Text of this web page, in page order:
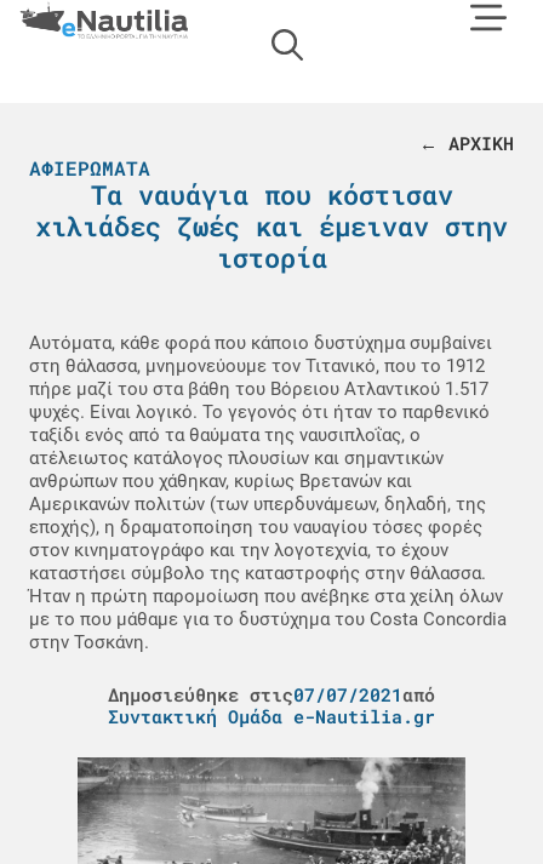
← ΑΡΧΙΚΗ
ΑΦΙΕΡΏΜΑΤΑ
Τα ναυάγια που κόστισαν
χιλιάδες ζωές και έμειναν στην
ιστορία
Αυτόματα, κάθε φορά που κάποιο δυστύχημα συμβαίνει
στη θάλασσα, μνημονεύουμε τον Τιτανικό, που το 1912
πήρε μαζί του στα βάθη του Βόρειου Ατλαντικού 1.517
ψυχές. Είναι λογικό. Το γεγονός ότι ήταν το παρθενικό
ταξίδι ενός από τα θαύματα της ναυσιπλοΐας, ο
ατέλειωτος κατάλογος πλουσίων και σημαντικών
ανθρώπων που χάθηκαν, κυρίως Βρετανών και
Αμερικανών πολιτών (των υπερδυνάμεων, δηλαδή, της
εποχής), η δραματοποίηση του ναυαγίου τόσες φορές
στον κινηματογράφο και την λογοτεχνία, το έχουν
καταστήσει σύμβολο της καταστροφής στην θάλασσα.
Ήταν η πρώτη παρομοίωση που ανέβηκε στα χείλη όλων
με το που μάθαμε για το δυστύχημα του Costa Concordia
στην Τοσκάνη.
Δημοσιεύθηκε στις07/07/2021από
Συντακτική Ομάδα e-Nautilia.gr